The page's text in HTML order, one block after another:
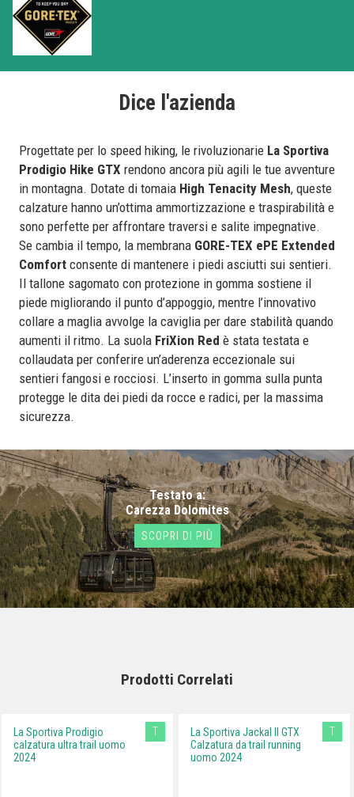
Dice l'azienda
Progettate per lo speed hiking, le rivoluzionarie La Sportiva
Prodigio Hike GTX rendono ancora più agili le tue avventure
in montagna. Dotate di tomaia High Tenacity Mesh, queste
calzature hanno un’ottima ammortizzazione e traspirabilità e
sono perfette per affrontare traversi e salite impegnative.
Se cambia il tempo, la membrana GORE-TEX ePE Extended
Comfort consente di mantenere i piedi asciutti sui sentieri.
Il tallone sagomato con protezione in gomma sostiene il
piede migliorando il punto d’appoggio, mentre l’innovativo
collare a maglia avvolge la caviglia per dare stabilità quando
aumenti il ritmo. La suola FriXion Red è stata testata e
collaudata per conferire un’aderenza eccezionale sui
sentieri fangosi e rocciosi. L’inserto in gomma sulla punta
protegge le dita dei piedi da rocce e radici, per la massima
sicurezza.
Testato a:
Carezza Dolomites
SCOPRI DI PIÙ
Prodotti Correlati
La Sportiva Prodigio
calzatura ultra trail uomo
2024
T
La Sportiva Jackal II GTX
Calzatura da trail running
uomo 2024
T